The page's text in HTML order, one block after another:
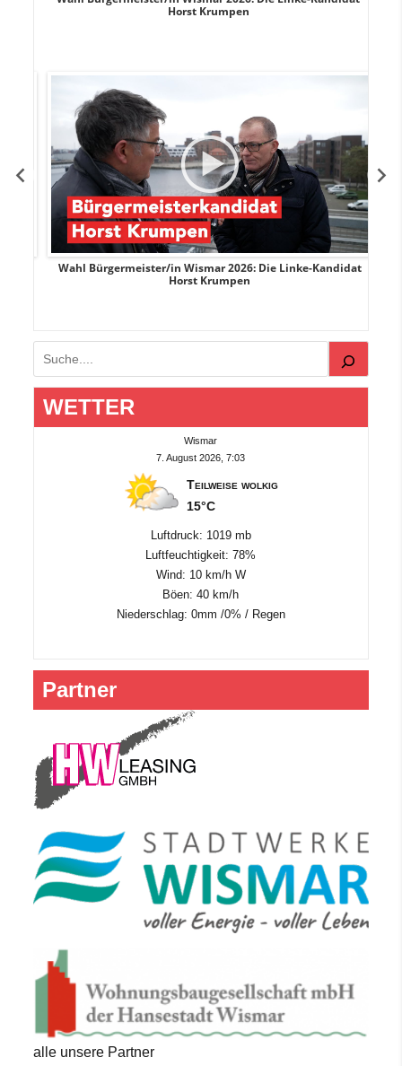
Horst Krumpen
Wahl Bürgermeister/in Wismar 2026: Die Linke-Kandidat
Horst Krumpen
Suchen
WETTER
Wismar
7. August 2026, 7:03
Teilweise wolkig
15°C
Luftdruck: 1019 mb
Luftfeuchtigkeit: 78%
Wind: 10 km/h W
Böen: 40 km/h
Niederschlag: 0mm /0% / Regen
Partner
alle unsere Partner